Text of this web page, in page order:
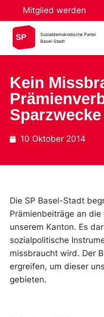
Mitglied werden
Sozialdemokratische Partei
Basel-Stadt
Kein
Sparzwecke
10 Oktober 2014
Die SP Basel-Stadt
Prämienbeiträge an
unserem Kanton. Es
sozialpolitische
missbraucht wird. Der
ergreifen, um dieser
gebieten.